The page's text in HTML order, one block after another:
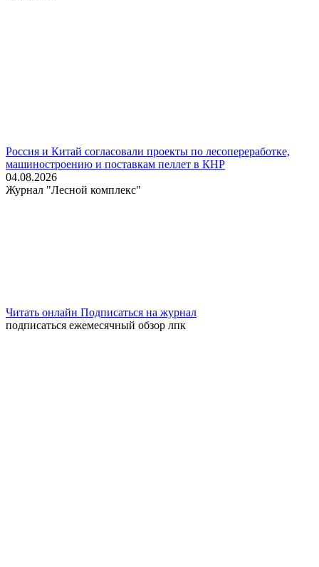
Россия и Китай согласовали проекты по лесопереработке,
машиностроению и поставкам пеллет в КНР
04.08.2026
Журнал "Лесной комплекс"
Читать онлайн Подписаться на журнал
подписаться ежемесячный обзор лпк